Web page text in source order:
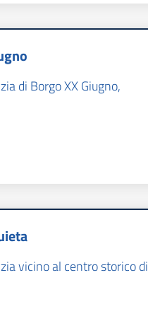
di Borgo XX Giugno,
vicino al centro storico di